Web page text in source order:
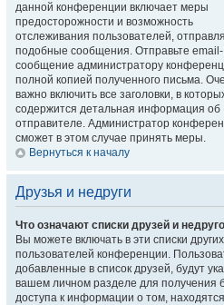
данной конференции включает меры
предосторожности и возможность
отслеживания пользователей,
подобные сообщения. Отправьте email-
сообщение администратору
полной копией полученного письма.
важно включить все заголовки, в
содержится детальная информация об
отправителе. Администратор
сможет в этом случае принять меры.
Вернуться к началу
Друзья и недруги
Что означают списки друзей и
Вы можете включать в эти списки других
пользователей конференции.
добавленные в список друзей, будут
вашем личном разделе для получения
доступа к информации о том,